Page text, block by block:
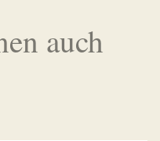
auch